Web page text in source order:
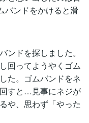
バンドをかけると滑
ンドを探しました。
回ってようやくゴム
た。ゴムバンドをネ
すと…見事にネジが
や、思わず「やった